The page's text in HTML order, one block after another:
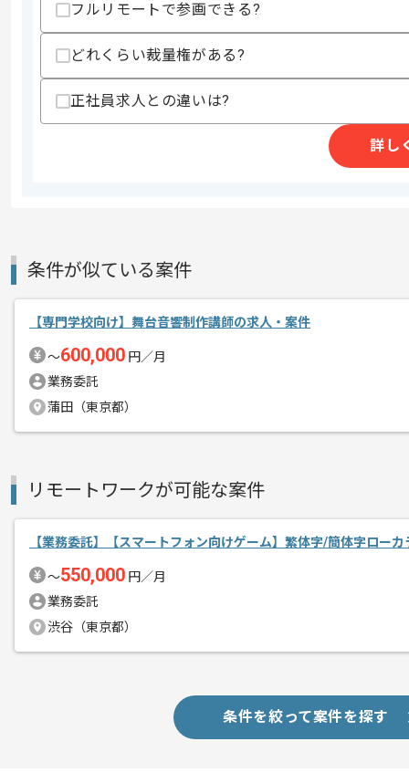
募集人数
作業開始日
2026/03/23
技術力が高く、新しい技術を常に取り
メンバー全員がおもしろいものを作っ
モチベーションの高い集団です。
フルリモートで参画できる?
どれくらい裁量権がある?
正社員求人との違いは?
詳し
条件が似ている案件
【専門学校向け】舞台音響制作講師の求人・案件
〜600,000 円／月
業務委託
蒲田（東京都）
リモートワークが可能な案件
【業務委託】【スマートフォン向けゲーム】繁体字/簡体字ロー
〜550,000 円／月
業務委託
渋谷（東京都）
条件を絞って案件を探す